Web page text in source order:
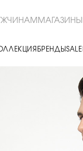
МАГАЗИНЫ
БРЕНДЫSALE